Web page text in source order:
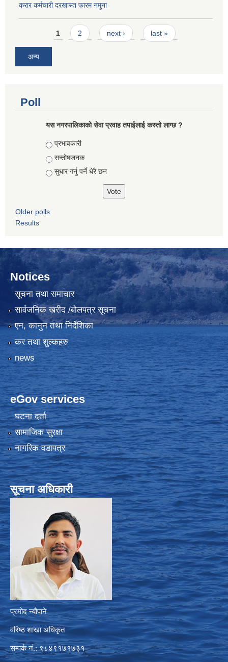
करार कर्मचारी दरखास्त फारम नमुना
Pages1 2 next › last »
अन्य
Poll
यस नगरपालिकाको सेवा प्रवाह तपाईलाई कस्तो लाग्छ ?
Choices
प्रभावकारी
सन्तोषजनक
सुधार गर्नु पर्ने धेरै छन
Older polls
Results
Notices
सूचना तथा समाचार
सार्वजनिक खरीद /बोलपत्र सूचना
एन, कानुन तथा निर्देशिका
कर तथा शुल्कहरु
news
eGov services
घटना दर्ता
सामाजिक सुरक्षा
नागरिक वडापत्र
सूचना अधिकारी
प्रमोद न्यौपाने
वरिष्ठ शाखा अधिकृत
सम्पर्क नं.: ९८४९१७१७३१